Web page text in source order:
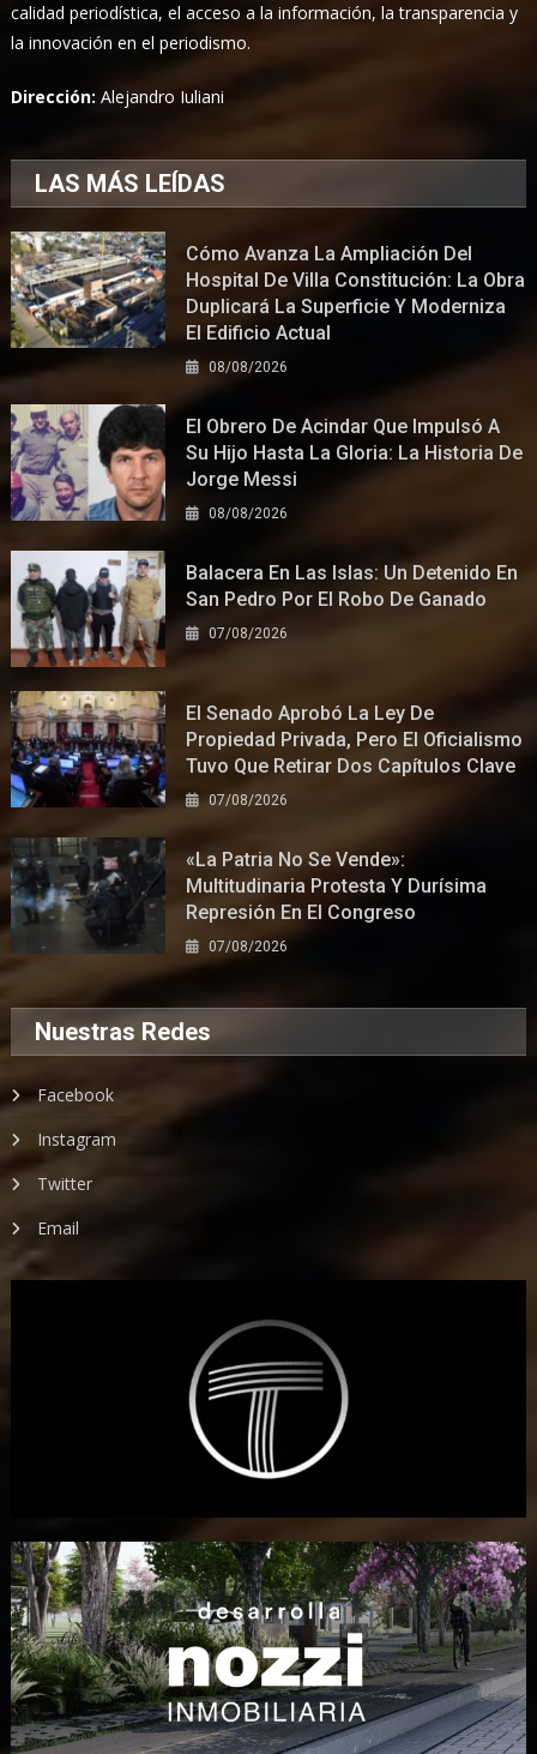
calidad periodística, el acceso a la información, la transparencia y
la innovación en el periodismo.
Dirección:Alejandro Iuliani
LAS MÁS LEÍDAS
Cómo Avanza La Ampliación Del
Hospital De Villa Constitución: La Obra
Duplicará La Superficie Y Moderniza
El Edificio Actual
08/08/2026
El Obrero De Acindar Que Impulsó A
Su Hijo Hasta La Gloria: La Historia De
Jorge Messi
08/08/2026
Balacera En Las Islas: Un Detenido En
San Pedro Por El Robo De Ganado
07/08/2026
El Senado Aprobó La Ley De
Propiedad Privada, Pero El Oficialismo
Tuvo Que Retirar Dos Capítulos Clave
07/08/2026
«La Patria No Se Vende»:
Multitudinaria Protesta Y Durísima
Represión En El Congreso
07/08/2026
Nuestras Redes
Facebook
Instagram
Twitter
Email